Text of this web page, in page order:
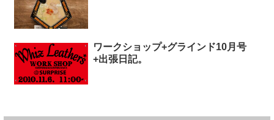
ワークショップ+グラインド10月号
+出張日記。